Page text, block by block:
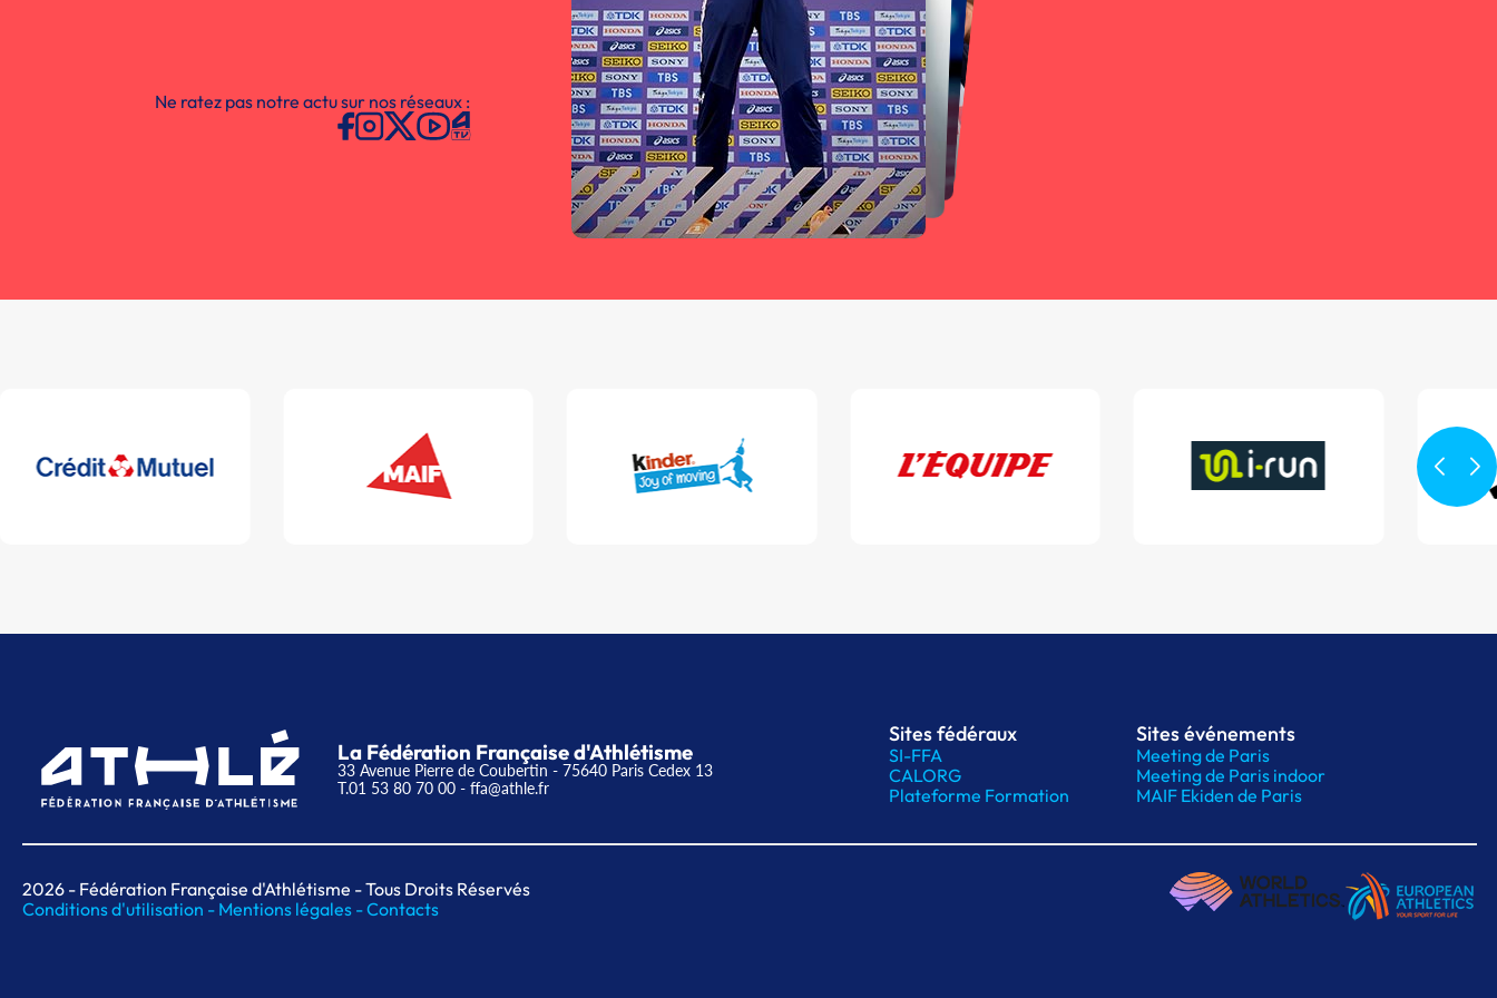
Ne ratez pas notre actu sur nos réseaux :
La Fédération Française d'Athlétisme
33 Avenue Pierre de Coubertin - 75640 Paris Cedex 13
T.01 53 80 70 00 - ffa@athle.fr
Sites fédéraux
SI-FFA
CALORG
Plateforme Formation
Sites événements
Meeting de Paris
Meeting de Paris indoor
MAIF Ekiden de Paris
2026 - Fédération Française d'Athlétisme - Tous Droits Réservés
Conditions d'utilisation - Mentions légales -Contacts